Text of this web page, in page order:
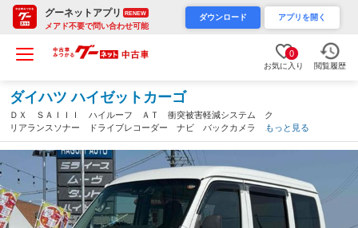
グーネットアプリ RENEW
メアド不要で問い合わせ可能
ダウンロード アプリを開く
0
お気に入り 閲覧履歴
ダイハツ ハイゼットカーゴ
ＤＸ ＳＡＩＩＩ ハイルーフ ＡＴ 衝突被害軽減システム ク
リアランスソナー ドライブレコーダー ナビ バックカメラ 両
側スライドドア キーレスエントリー アイドリングストップ オ
ートマチックハイビーム ＡＢＳ（愛知県）
もっと見る